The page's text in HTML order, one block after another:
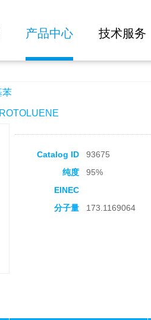
产品中心 技术服务
苯
Catalog ID 93675
纯度
95%
EINEC
分子量 173.1169064